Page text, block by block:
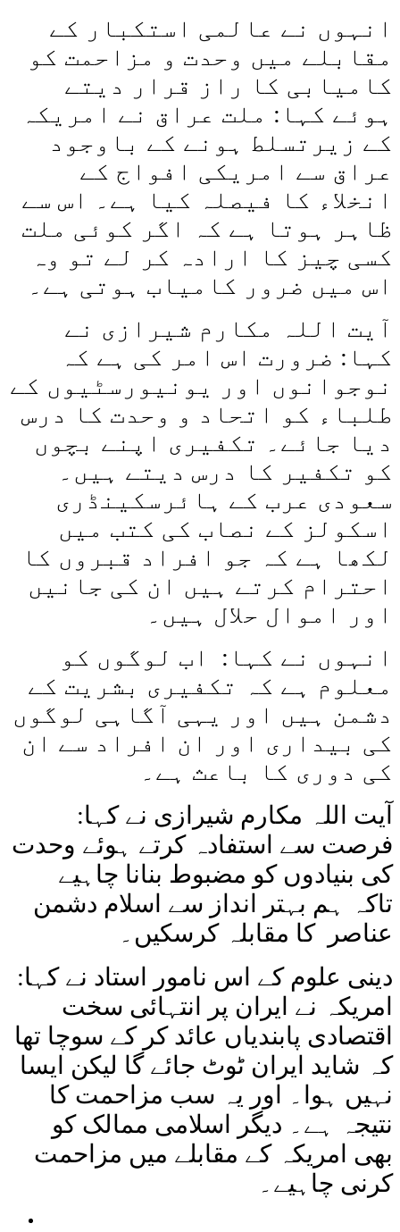
انہوں نے عالمی استکبار کے
مقابلے میں وحدت و مزاحمت کو
کامیابی کا راز قرار دیتے
ہوئے کہا: ملت عراق نے امریکہ
کے زیرتسلط ہونے کے باوجود
عراق سے امریکی افواج کے
انخلاء کا فیصلہ کیا ہے۔ اس سے
ظاہر ہوتا ہے کہ اگر کوئی ملت
کسی چیز کا ارادہ کر لے تو وہ
اس میں ضرور کامیاب ہوتی ہے۔
آیت اللہ مکارم شیرازی نے
کہا: ضرورت اس امر کی ہے کہ
نوجوانوں اور یونیورسٹیوں کے
طلباء کو اتحاد و وحدت کا درس
دیا جائے۔ تکفیری اپنے بچوں
کو تکفیر کا درس دیتے ہیں۔
سعودی عرب کے ہائرسکینڈری
اسکولز کے نصاب کی کتب میں
لکھا ہے کہ جو افراد قبروں کا
احترام کرتے ہیں ان کی جانیں
اور اموال حلال ہیں۔
انہوں نے کہا: اب لوگوں کو
معلوم ہے کہ تکفیری بشریت کے
دشمن ہیں اور یہی آگاہی لوگوں
کی بیداری اور ان افراد سے ان
کی دوری کا باعث ہے۔
آیت اللہ مکارم شیرازی نے کہا:
فرصت سے استفادہ کرتے ہوئے وحدت
کی بنیادوں کو مضبوط بنانا چاہیے
تاکہ ہم بہتر انداز سے اسلام دشمن
عناصر کا مقابلہ کرسکیں۔
دینی علوم کے اس نامور استاد نے کہا:
امریکہ نے ایران پر انتہائی سخت
اقتصادی پابندیاں عائد کر کے سوچا تھا
کہ شاید ایران ٹوٹ جائے گا لیکن ایسا
نہیں ہوا۔ اور یہ سب مزاحمت کا
نتیجہ ہے۔ دیگر اسلامی ممالک کو
بھی امریکہ کے مقابلے میں مزاحمت
کرنی چاہیے۔